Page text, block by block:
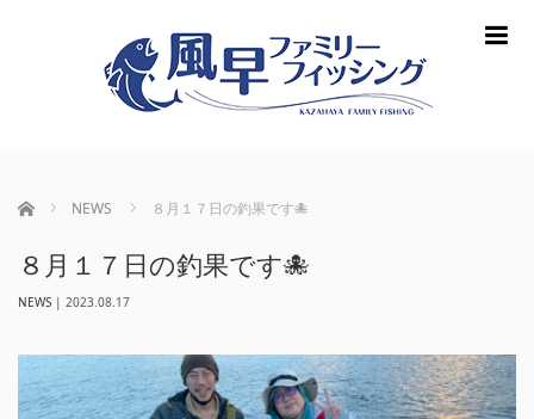
ホーム NEWS ８月１７日の釣果です🐙
８月１７日の釣果です🐙
NEWS | 2023.08.17